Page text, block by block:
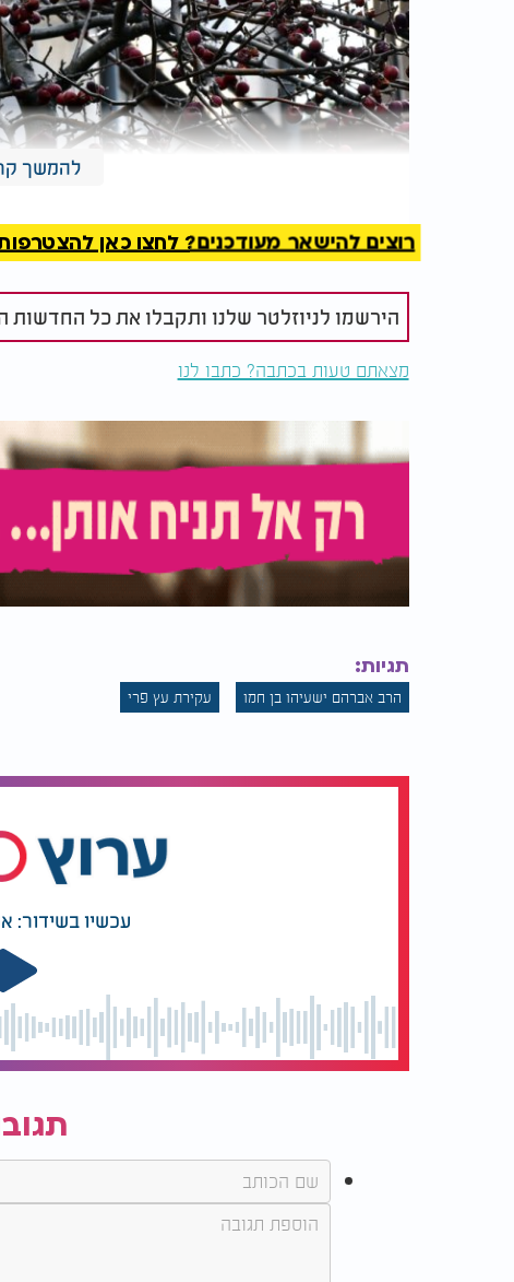
להמשך
רוצים להישאר מעודכנים? לחצו כאן להצטרפות
הירשמו לניוזלטר שלנו ותקבלו את כל החדשות
מצאתם טעות בכתבה? כתבו לנו
תגיות:
הרב אברהם ישעיהו בן חמו עקירת עץ פרי
עכשיו בשידור: